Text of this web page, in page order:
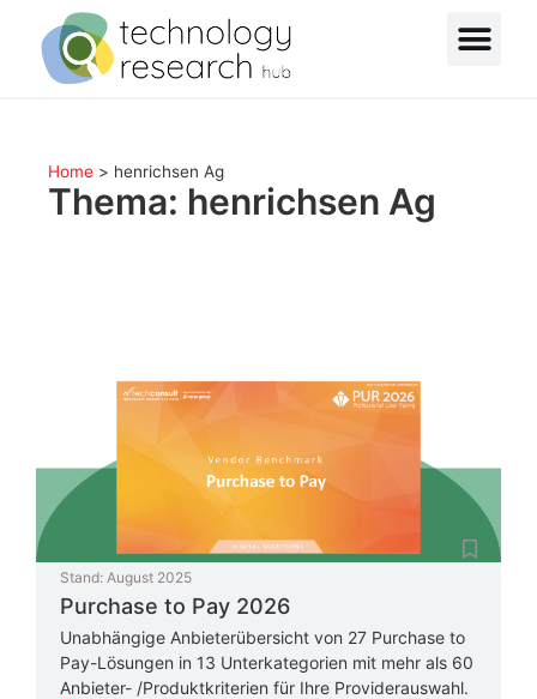
Home > henrichsen Ag
Thema: henrichsen Ag
Stand: August 2025
Purchase to Pay 2026
Unabhängige Anbieterübersicht von 27 Purchase to
Pay-Lösungen in 13 Unterkategorien mit mehr als 60
Anbieter- /Produktkriterien für Ihre Providerauswahl.